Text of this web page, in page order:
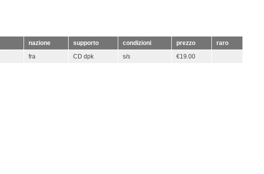
nazione supporto condizioni prezzo
raro
fra CD dpk s/s €19.00